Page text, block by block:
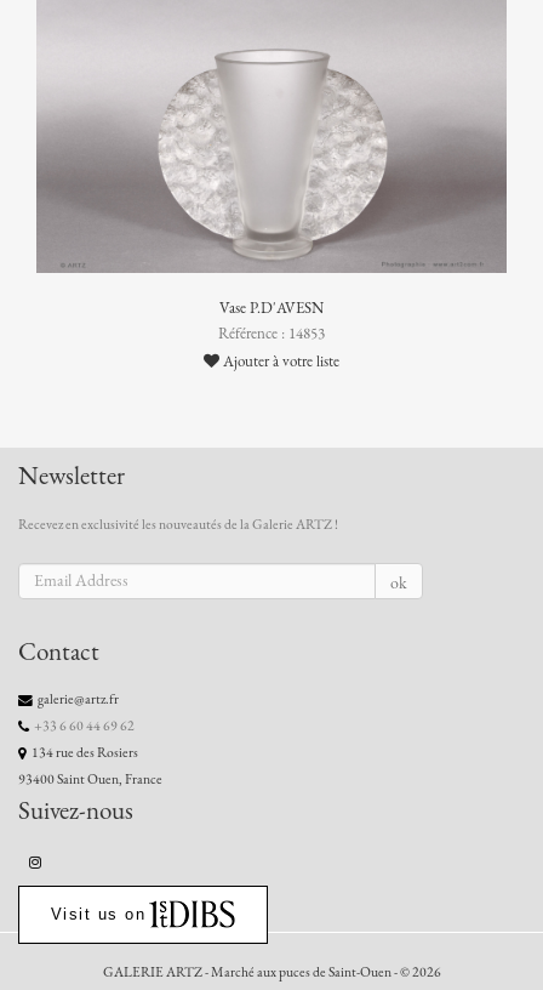
Vase P.D'AVESN
Référence : 14853
Ajouter à votre liste
Newsletter
Recevez en exclusivité les nouveautés de la Galerie ARTZ !
ok
Contact
galerie@artz.fr
+33 6 60 44 69 62
134 rue des Rosiers
93400 Saint Ouen, France
Suivez-nous
Visit us on
GALERIE ARTZ - Marché aux puces de Saint-Ouen - © 2026